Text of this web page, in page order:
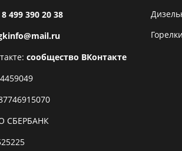
8 499 390 20 38
сообщество ВКонтакте
СБЕРБАНК
Горелки